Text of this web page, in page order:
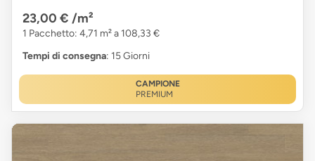
23,00 € /m²
1 Pacchetto: 4,71 m² a 108,33 €
Tempi di consegna: 15 Giorni
CAMPIONE
PREMIUM